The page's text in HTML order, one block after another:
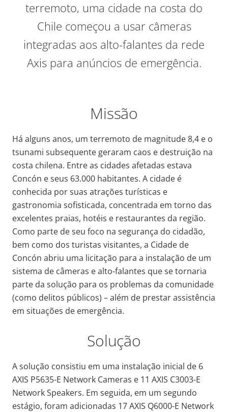
terremoto, uma cidade na costa do
Chile começou a usar câmeras
integradas aos alto-falantes da rede
Axis para anúncios de emergência.
Missão
Há alguns anos, um terremoto de magnitude 8,4 e o
tsunami subsequente geraram caos e destruição na
costa chilena. Entre as cidades afetadas estava
Concón e seus 63.000 habitantes. A cidade é
conhecida por suas atrações turísticas e
gastronomia sofisticada, concentrada em torno das
excelentes praias, hotéis e restaurantes da região.
Como parte de seu foco na segurança do cidadão,
bem como dos turistas visitantes, a Cidade de
Concón abriu uma licitação para a instalação de um
sistema de câmeras e alto-falantes que se tornaria
parte da solução para os problemas da comunidade
(como delitos públicos) – além de prestar assistência
em situações de emergência.
Solução
A solução consistiu em uma instalação inicial de 6
AXIS P5635-E Network Cameras e 11 AXIS C3003-E
Network Speakers. Em seguida, em um segundo
estágio, foram adicionadas 17 AXIS Q6000-E Network